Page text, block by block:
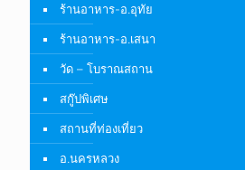
ร้านอาหาร-อ.อุทัย
ร้านอาหาร-อ.เสนา
วัด – โบราณสถาน
สกู๊ปพิเศษ
สถานที่ท่องเที่ยว
อ.นครหลวง